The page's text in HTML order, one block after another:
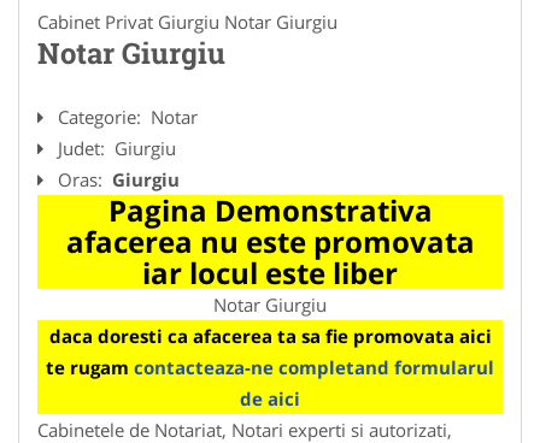
Cabinet Privat Giurgiu Notar Giurgiu
Notar Giurgiu
Categorie: Notar
Judet: Giurgiu
Oras: Giurgiu
Pagina Demonstrativa
afacerea nu este promovata
iar locul este liber
Notar Giurgiu
daca doresti ca afacerea ta sa fie promovata aici
te rugam contacteaza-ne completand formularul
de aici
Cabinetele de Notariat, Notari experti si autorizati,